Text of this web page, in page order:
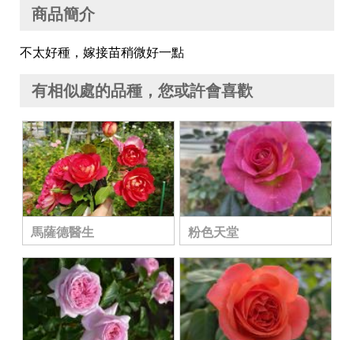
商品簡介
不太好種，嫁接苗稍微好一點
有相似處的品種，您或許會喜歡
馬薩德醫生 粉色天堂